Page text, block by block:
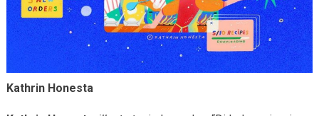
Kathrin Honesta